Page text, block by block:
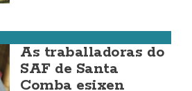
As traballadoras do
SAF de Santa
Comba esixen